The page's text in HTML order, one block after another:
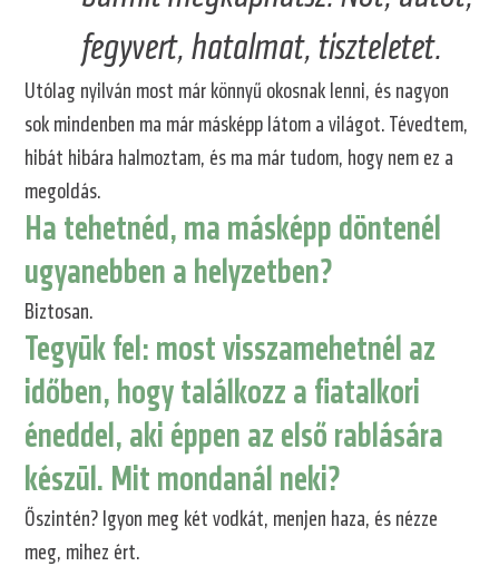
fegyvert, hatalmat, tiszteletet.
Utólag nyilván most már könnyű okosnak lenni, és nagyon
sok mindenben ma már másképp látom a világot. Tévedtem,
hibát hibára halmoztam, és ma már tudom, hogy nem ez a
megoldás.
Ha tehetnéd, ma másképp döntenél
ugyanebben a helyzetben?
Biztosan.
Tegyük fel: most visszamehetnél az
időben, hogy találkozz a fiatalkori
éneddel, aki éppen az első rablására
készül. Mit mondanál neki?
Őszintén? Igyon meg két vodkát, menjen haza, és nézze
meg, mihez ért.